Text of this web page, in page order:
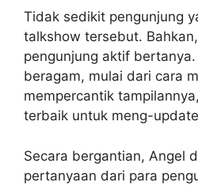
Tidak sedikit pengunjung
talkshow tersebut.
pengunjung aktif
beragam, mulai dari cara
mempercantik
terbaik untuk meng-
Secara bergantian, Angel
pertanyaan dari para